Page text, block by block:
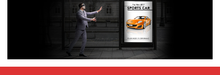
অক্টোবরে স্থানীয় সরকার নির্বাচন
আয়োজনের লক্ষ্যে প্রস্তুতি চলছে : ইসি